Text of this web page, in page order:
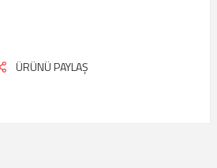
ÜRÜNÜ PAYLAŞ